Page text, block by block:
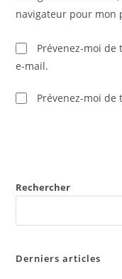
(facultatif)
navigateur pour mon
Prévenez-moi
e-mail.
Prévenez-moi de
Rechercher
Derniers articles